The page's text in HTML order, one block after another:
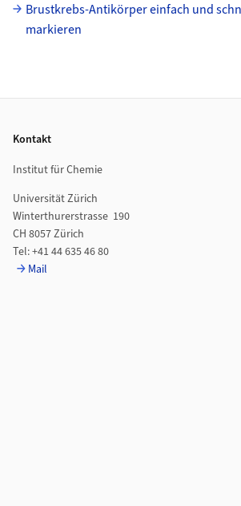
Brustkrebs-Antikörper einfach und
markieren
Kontakt
Institut für Chemie
Universität Zürich
Winterthurerstrasse 190
CH 8057 Zürich
Tel: +41 44 635 46 80
Mail